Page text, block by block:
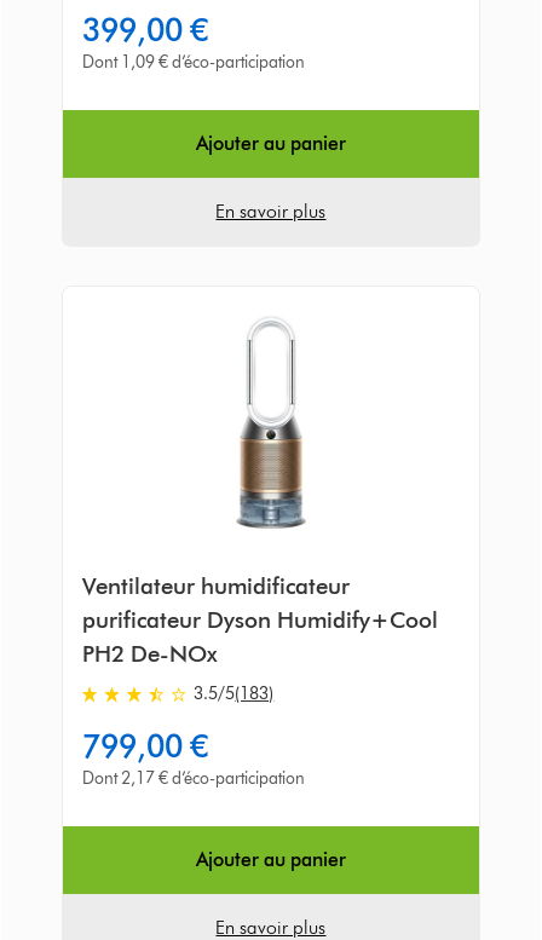
stars
out
of
from
399,00 €
Dont 1,09 € d’éco-participation
Ajouter au panier
En savoir plus
Ventilateur humidificateur
purificateur Dyson Humidify+Cool
PH2 De-NOx
3.5
stars
out
of
from
3.5/5(183)
799,00 €
Dont 2,17 € d’éco-participation
Ajouter au panier
En savoir plus